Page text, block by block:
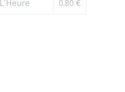
L'Heure 0.80 €